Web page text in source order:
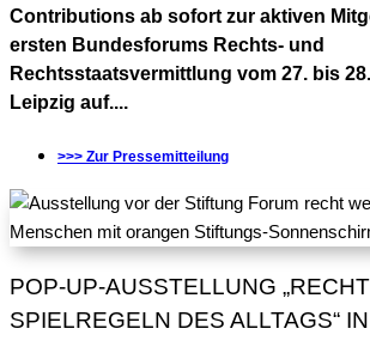
Contributions ab sofort zur aktiven
ersten Bundesforums Rechts- und
Rechtsstaatsvermittlung vom 27. bis
Leipzig auf....
>>> Zur Pressemitteilung
POP-UP-AUSSTELLUNG
SPIELREGELN DES ALLTAGS“